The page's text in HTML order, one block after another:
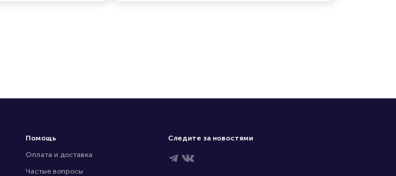
Помощь
Оплата и доставка
Частые вопросы
Следите за новостями